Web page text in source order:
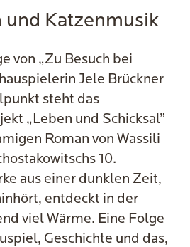
und Katzenmusik
von „Zu Besuch bei
Jele Brückner
steht das
„Leben und Schicksal”
Roman von Wassili
10.
aus einer dunklen Zeit,
entdeckt in der
viel Wärme. Eine Folge
Geschichte und das,